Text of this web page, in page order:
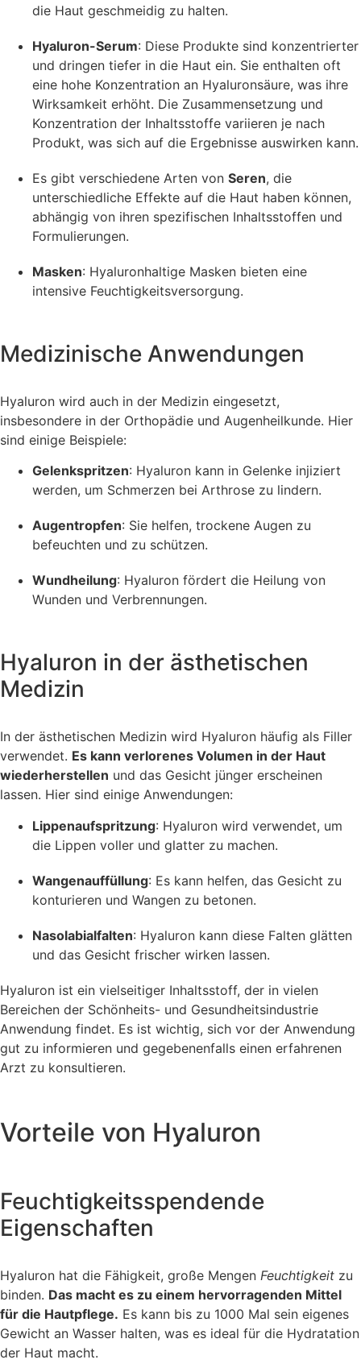
die Haut geschmeidig zu halten.
Hyaluron-Serum: Diese Produkte sind konzentrierter
und dringen tiefer in die Haut ein. Sie enthalten oft
eine hohe Konzentration an Hyaluronsäure, was ihre
Wirksamkeit erhöht. Die Zusammensetzung und
Konzentration der Inhaltsstoffe variieren je nach
Produkt, was sich auf die Ergebnisse auswirken kann.
Es gibt verschiedene Arten von Seren, die
unterschiedliche Effekte auf die Haut haben können,
abhängig von ihren spezifischen Inhaltsstoffen und
Formulierungen.
Masken: Hyaluronhaltige Masken bieten eine
intensive Feuchtigkeitsversorgung.
Medizinische Anwendungen
Hyaluron wird auch in der Medizin eingesetzt,
insbesondere in der Orthopädie und Augenheilkunde. Hier
sind einige Beispiele:
Gelenkspritzen: Hyaluron kann in Gelenke injiziert
werden, um Schmerzen bei Arthrose zu lindern.
Augentropfen: Sie helfen, trockene Augen zu
befeuchten und zu schützen.
Wundheilung: Hyaluron fördert die Heilung von
Wunden und Verbrennungen.
Hyaluron in der ästhetischen
Medizin
In der ästhetischen Medizin wird Hyaluron häufig als Filler
verwendet. Es kann verlorenes Volumen in der Haut
wiederherstellen und das Gesicht jünger erscheinen
lassen. Hier sind einige Anwendungen:
Lippenaufspritzung: Hyaluron wird verwendet, um
die Lippen voller und glatter zu machen.
Wangenauffüllung: Es kann helfen, das Gesicht zu
konturieren und Wangen zu betonen.
Nasolabialfalten: Hyaluron kann diese Falten glätten
und das Gesicht frischer wirken lassen.
Hyaluron ist ein vielseitiger Inhaltsstoff, der in vielen
Bereichen der Schönheits- und Gesundheitsindustrie
Anwendung findet. Es ist wichtig, sich vor der Anwendung
gut zu informieren und gegebenenfalls einen erfahrenen
Arzt zu konsultieren.
Vorteile von Hyaluron
Feuchtigkeitsspendende
Eigenschaften
Hyaluron hat die Fähigkeit, große Mengen Feuchtigkeit zu
binden. Das macht es zu einem hervorragenden Mittel
für die Hautpflege. Es kann bis zu 1000 Mal sein eigenes
Gewicht an Wasser halten, was es ideal für die Hydratation
der Haut macht.